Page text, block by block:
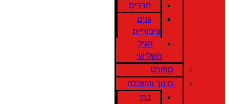
חרדים
גנים
ציבוריים
הגיל
השלישי
ספורט
חינוך והשכלה
בתי